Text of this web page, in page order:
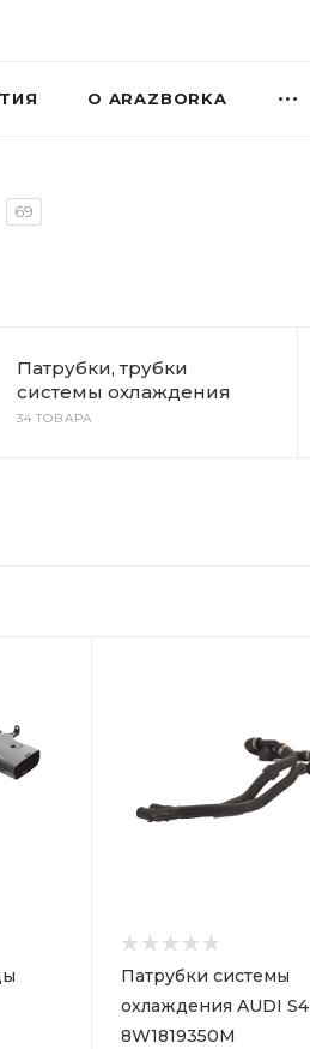
О ARAZBORKA
69
Патрубки, трубки
системы охлаждения
34 ТОВАРА
Патрубки системы
охлаждения AUDI S4
8W1819350M